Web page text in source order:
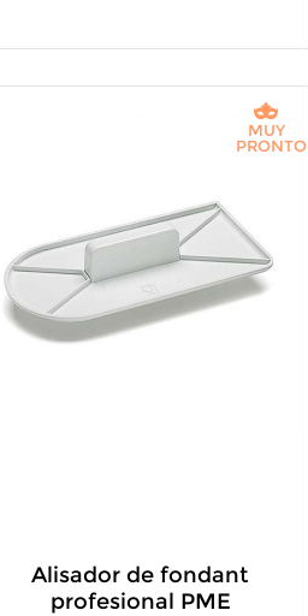
Alisador de fondant
profesional PME
MUY
PRONTO